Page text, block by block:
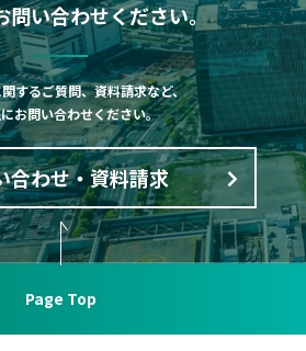
問い合わせください。
するご質問、資料請求など、
お問い合わせください。
合わせ・資料請求
Page Top